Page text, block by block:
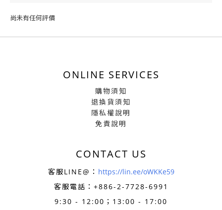
尚未有任何評價
ONLINE SERVICES
購物須知
退換貨須知
隱私權說明
免責說明
CONTACT US
客服LINE@： https://lin.ee/oWKKe59
客服電話：+886-2-7728-6991
9:30 - 12:00；13:00 - 17:00